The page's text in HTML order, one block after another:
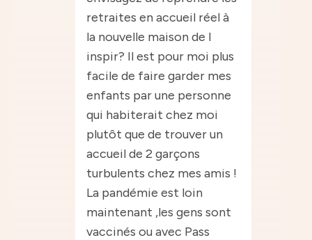
retraites en accueil réel à
la nouvelle maison de l
inspir? Il est pour moi plus
facile de faire garder mes
enfants par une personne
qui habiterait chez moi
plutôt que de trouver un
accueil de 2 garçons
turbulents chez mes amis !
La pandémie est loin
maintenant ,les gens sont
vaccinés ou avec Pass